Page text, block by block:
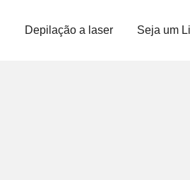
Depilação a laser Seja um